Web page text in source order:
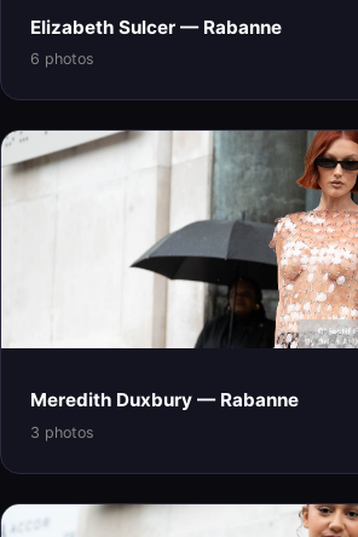
Elizabeth Sulcer — Rabanne
6 photos
Meredith Duxbury — Rabanne
3 photos